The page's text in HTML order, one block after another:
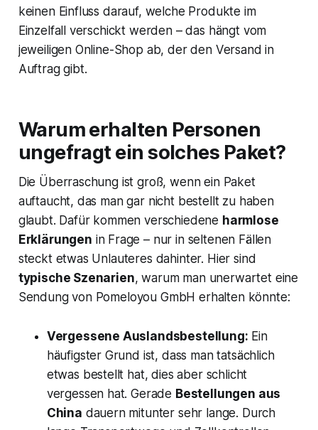
keinen Einfluss darauf, welche Produkte im
Einzelfall verschickt werden – das hängt vom
jeweiligen Online-Shop ab, der den Versand in
Auftrag gibt.
Warum erhalten Personen
ungefragt ein solches Paket?
Die Überraschung ist groß, wenn ein Paket
auftaucht, das man gar nicht bestellt zu haben
glaubt. Dafür kommen verschiedene harmlose
Erklärungen in Frage – nur in seltenen Fällen
steckt etwas Unlauteres dahinter. Hier sind
typische Szenarien, warum man unerwartet eine
Sendung von Pomeloyou GmbH erhalten könnte:
Vergessene Auslandsbestellung: Ein
häufigster Grund ist, dass man tatsächlich
etwas bestellt hat, dies aber schlicht
vergessen hat. Gerade Bestellungen aus
China dauern mitunter sehr lange. Durch